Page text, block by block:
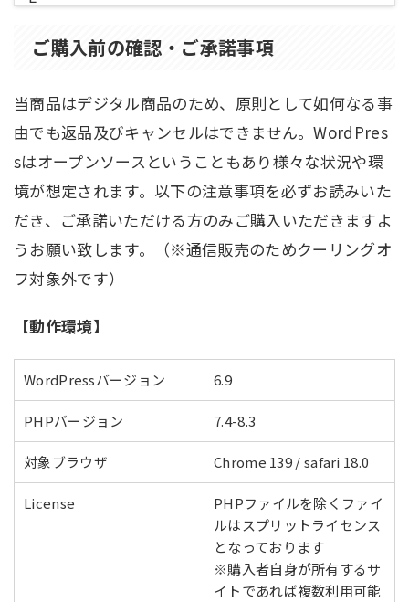
ご購入前の確認・ご承諾事項
当商品はデジタル商品のため、原則として如何なる事
由でも返品及びキャンセルはできません。WordPres
sはオープンソースということもあり様々な状況や環
境が想定されます。以下の注意事項を必ずお読みいた
だき、ご承諾いただける方のみご購入いただきますよ
うお願い致します。（※通信販売のためクーリングオ
フ対象外です）
【動作環境】
WordPressバージョン 6.9
PHPバージョン 7.4-8.3
対象ブラウザ Chrome 139 / safari 18.0
License
PHPファイルを除くファイ
ルはスプリットライセンス
となっております
※購入者自身が所有するサ
イトであれば複数利用可能